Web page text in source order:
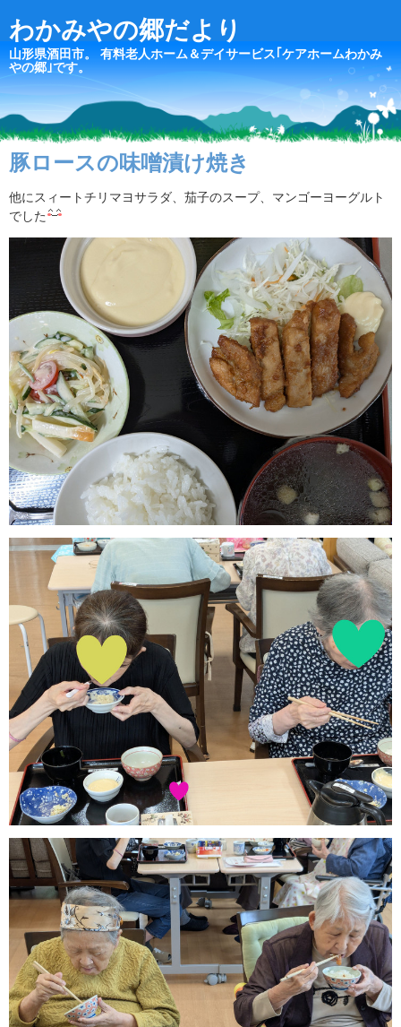
わかみやの郷だより
山形県酒田市。 有料老人ホーム＆デイサービス｢ケアホームわかみ
やの郷｣です。
豚ロースの味噌漬け焼き
他にスィートチリマヨサラダ、茄子のスープ、マンゴーヨーグルト
でした